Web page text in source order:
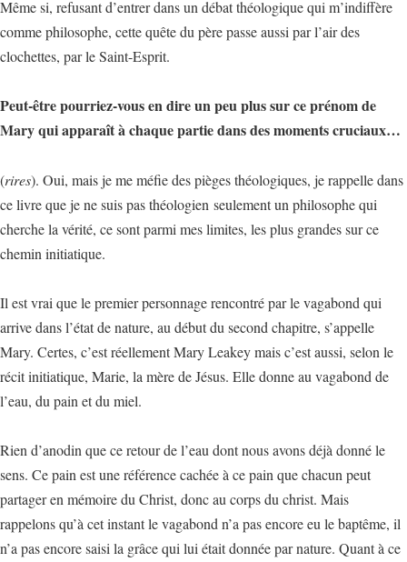
Même si, refusant d’entrer dans un débat théologique qui m’indiffère
comme philosophe, cette quête du père passe aussi par l’air des
clochettes, par le Saint-Esprit.
Peut-être pourriez-vous en dire un peu plus sur ce prénom de
Mary qui apparaît à chaque partie dans des moments cruciaux…
(rires). Oui, mais je me méfie des pièges théologiques, je rappelle dans
ce livre que je ne suis pas théologien seulement un philosophe qui
cherche la vérité, ce sont parmi mes limites, les plus grandes sur ce
chemin initiatique.
Il est vrai que le premier personnage rencontré par le vagabond qui
arrive dans l’état de nature, au début du second chapitre, s’appelle
Mary. Certes, c’est réellement Mary Leakey mais c’est aussi, selon le
récit initiatique, Marie, la mère de Jésus. Elle donne au vagabond de
l’eau, du pain et du miel.
Rien d’anodin que ce retour de l’eau dont nous avons déjà donné le
sens. Ce pain est une référence cachée à ce pain que chacun peut
partager en mémoire du Christ, donc au corps du christ. Mais
rappelons qu’à cet instant le vagabond n’a pas encore eu le baptême, il
n’a pas encore saisi la grâce qui lui était donnée par nature. Quant à ce